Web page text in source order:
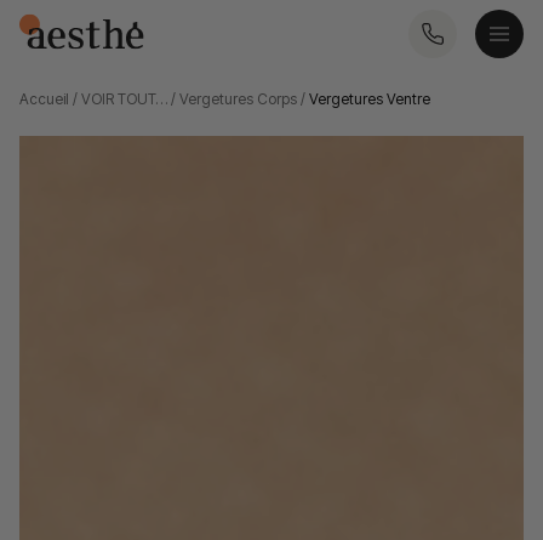
Accueil / VOIR TOUT… / Vergetures Corps / Vergetures Ventre